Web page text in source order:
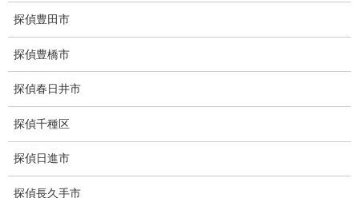
身元調査
人探し
失踪・家出調査
所在確認調査
調査料金
浮気調査特別プラン
探偵豊田市
探偵豊橋市
探偵春日井市
探偵千種区
探偵日進市
探偵長久手市